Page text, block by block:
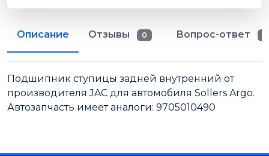
Описание Отзывы 0 Вопрос-ответ
Подшипник ступицы задней внутренний от
производителя JAC для автомобиля Sollers Argo.
Автозапчасть имеет аналоги: 9705010490